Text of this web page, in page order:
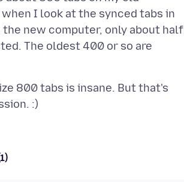
I look at the synced tabs in
the new computer, only about half
The oldest 400 or so are
800 tabs is insane. But that's